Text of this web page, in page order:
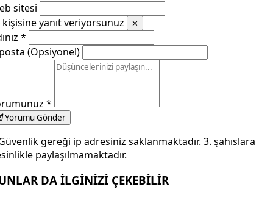
sitesi
kişisine yanıt veriyorsunuz
✕
*
(Opsiyonel)
*
Yorumu Gönder
gereği ip adresiniz saklanmaktadır. 3. şahıslara
paylaşılmamaktadır.
DA İLGİNİZİ ÇEKEBİLİR